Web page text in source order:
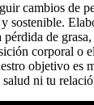
cambios de
sostenible.
de
corporal o
objetivo es
ni tu